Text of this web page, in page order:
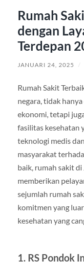
Rumah
dengan
Terdepan
JANUARI 24, 2025 /
Rumah Sakit
negara, tidak
ekonomi, tetapi
fasilitas kesehatan
teknologi medis
masyarakat
baik, rumah sakit
memberikan
sejumlah rumah
komitmen yang
kesehatan yang
1. RS Pondok